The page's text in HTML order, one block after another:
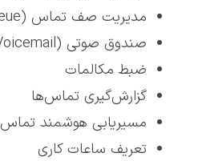
مدیریت صف تماس (Queue)
صندوق صوتی (Voicemail)
ضبط مکالمات
گزارش‌گیری تماس‌ها
مسیریابی هوشمند تماس
تعریف ساعات کاری